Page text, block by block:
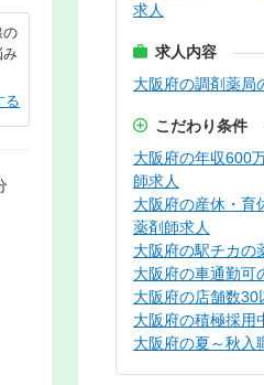
の
み
る
求人
求人内容
大阪府の調剤薬局
こだわり条件
大阪府の年収600
師求人
大阪府の産休・育
薬剤師求人
大阪府の駅チカの
大阪府の車通勤可
大阪府の店舗数30
大阪府の積極採用
大阪府の夏～秋入